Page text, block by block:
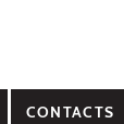
CONTACTS